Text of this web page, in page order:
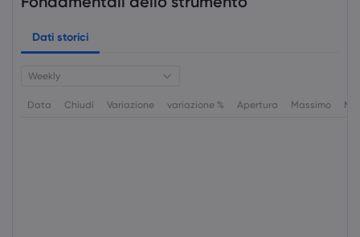
Dati storici
Weekly
Data Chiudi Variazione variazione % Apertura Massimo